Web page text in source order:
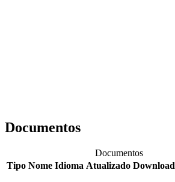
Documentos
Documentos
Tipo Nome Idioma Atualizado Download